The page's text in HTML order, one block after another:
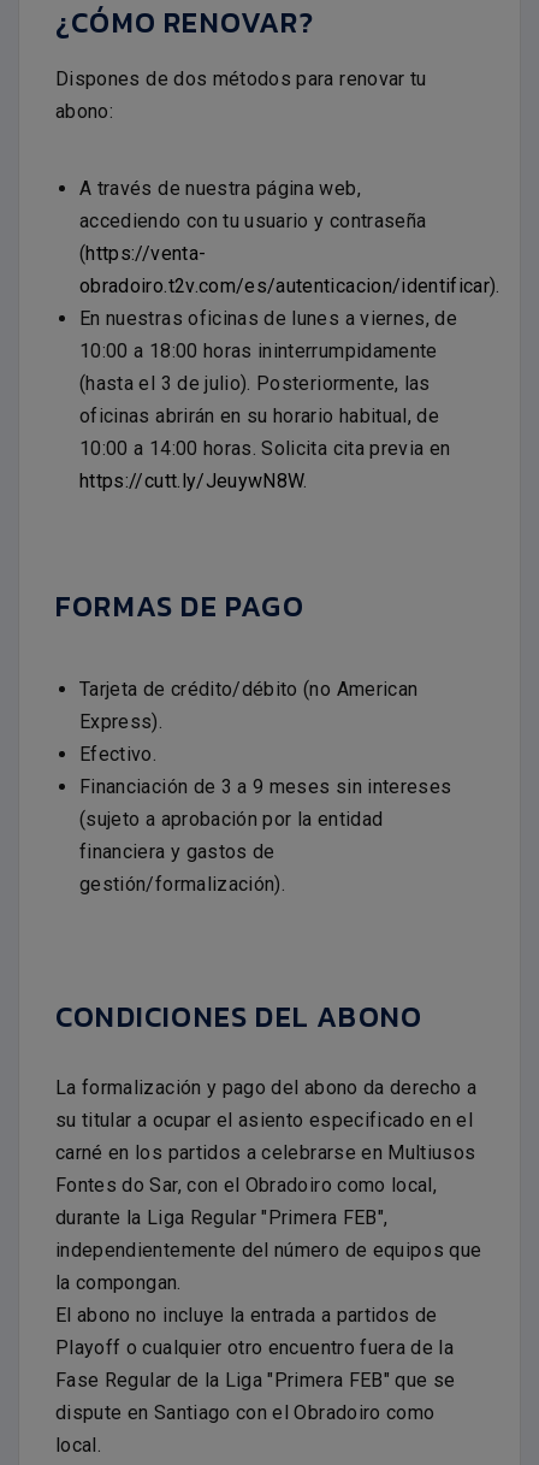
¿CÓMO RENOVAR?
Dispones de dos métodos para renovar tu
abono:
A través de nuestra página web,
accediendo con tu usuario y contraseña
(https://venta-
obradoiro.t2v.com/es/autenticacion/identificar).
En nuestras oficinas de lunes a viernes, de
10:00 a 18:00 horas ininterrumpidamente
(hasta el 3 de julio). Posteriormente, las
oficinas abrirán en su horario habitual, de
10:00 a 14:00 horas. Solicita cita previa en
https://cutt.ly/JeuywN8W.
FORMAS DE PAGO
Tarjeta de crédito/débito (no American
Express).
Efectivo.
Financiación de 3 a 9 meses sin intereses
(sujeto a aprobación por la entidad
financiera y gastos de
gestión/formalización).
CONDICIONES DEL ABONO
La formalización y pago del abono da derecho a
su titular a ocupar el asiento especificado en el
carné en los partidos a celebrarse en Multiusos
Fontes do Sar, con el Obradoiro como local,
durante la Liga Regular "Primera FEB",
independientemente del número de equipos que
la compongan.
El abono no incluye la entrada a partidos de
Playoff o cualquier otro encuentro fuera de la
Fase Regular de la Liga "Primera FEB" que se
dispute en Santiago con el Obradoiro como
local.